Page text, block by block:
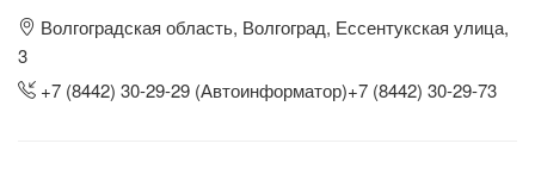
Волгоградская область, Волгоград, Ессентукская улица,
3
+7 (8442) 30-29-29 (Автоинформатор)+7 (8442) 30-29-73